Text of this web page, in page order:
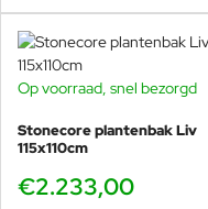
Op voorraad, snel bezorgd
Stonecore plantenbak Liv
115x110cm
€2.233,00